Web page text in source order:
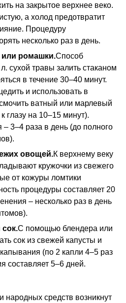
на закрытое верхнее веко.
а холод предотвратит
Процедуру
несколько раз в день.
ромашки.Способ
сухой травы залить стаканом
в течение 30–40 минут.
и использовать в
ватный или марлевый
глазу на 10–15 минут).
3–4 раза в день (до полного
овощей.К верхнему веку
кружочки из свежего
от кожуры ломтики
процедуры составляет 20
– несколько раз в день
С помощью блендера или
сок из свежей капусты и
(по 2 капли 4–5 раз
составляет 5–6 дней.
народных средств возникнут